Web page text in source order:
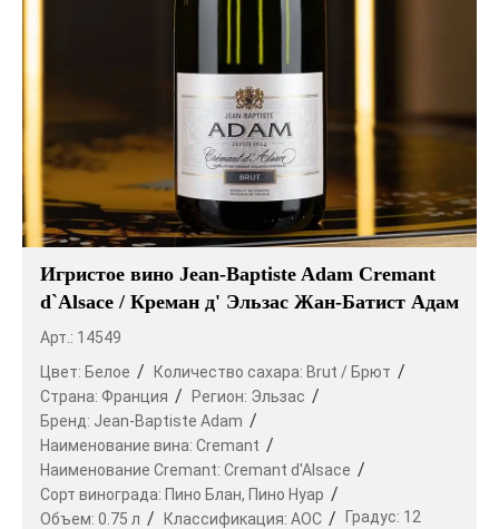
Игристое вино Jean-Baptiste Adam Cremant
d`Alsace / Креман д' Эльзас Жан-Батист Адам
Арт.: 14549
Цвет: Белое Количество сахара: Brut / Брют
Страна: Франция Регион: Эльзас
Бренд: Jean-Baptiste Adam
Наименование вина: Cremant
Наименование Cremant: Cremant d'Alsace
Сорт винограда: Пино Блан, Пино Нуар
Объем: 0.75 л Классификация: AOC Градус: 12